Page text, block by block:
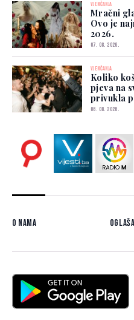
VJENČANJA
Mračni
Ovo je
2026.
07. 08. 2026.
VJENČANJA
Koliko
pjeva na
privukla
06. 08. 2026.
O nama